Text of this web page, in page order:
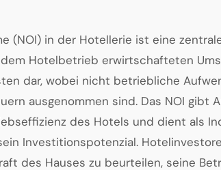
(NOI) in der Hotellerie ist eine
Hotelbetrieb erwirtschafteten
dar, wobei nicht betriebliche
ausgenommen sind. Das NOI gibt
des Hotels und dient als
Investitionspotenzial.
des Hauses zu beurteilen, seine